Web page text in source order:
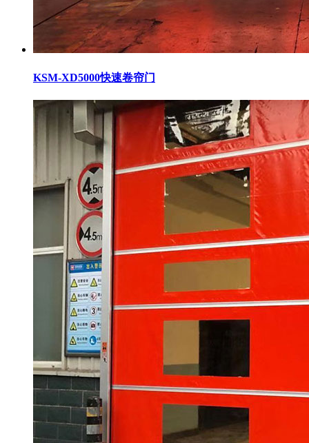
KSM-XD5000快速卷帘门